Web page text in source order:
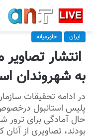
ایران خاورمیانه
انتشار
به شهروندان
در ادامه تحقیقات
حال آمادگی برای ترور
بودند، تصاویری از